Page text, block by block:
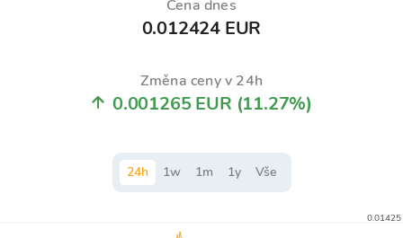
Cena dnes
0.012424 EUR
Změna ceny v 24h
0.001265 EUR (11.27%)
24h 1w 1m 1y Vše
0.01425